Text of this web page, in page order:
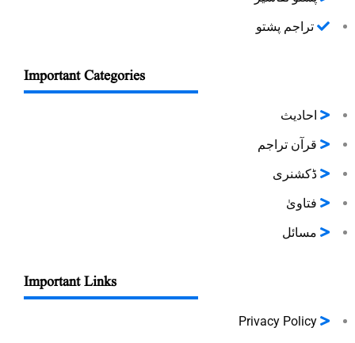
تراجم پشتو
Important Categories
احادیث
قرآن تراجم
ڈکشنری
فتاویٰ
مسائل
Important Links
Privacy Policy